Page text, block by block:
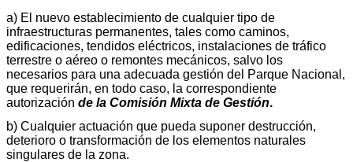
a) El nuevo establecimiento de cualquier tipo de
infraestructuras permanentes, tales como caminos,
edificaciones, tendidos eléctricos, instalaciones de tráfico
terrestre o aéreo o remontes mecánicos, salvo los
necesarios para una adecuada gestión del Parque Nacional,
que requerirán, en todo caso, la correspondiente
autorización de la Comisión Mixta de Gestión.
b) Cualquier actuación que pueda suponer destrucción,
deterioro o transformación de los elementos naturales
singulares de la zona.